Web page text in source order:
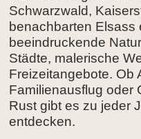
Schwarzwald,
benachbarten Elsass
beeindruckende
Städte, malerische
Freizeitangebote. Ob
Familienausflug oder
Rust gibt es zu jeder
entdecken.